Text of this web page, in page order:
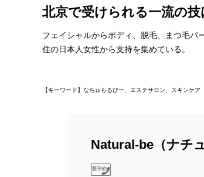
北京で受けられる一流の
フェイシャルからボディ、脱毛、まつ毛パ
住の日本人女性から支持を集めている。
【キーワード】なちゅらるびー、エステサロン、スキンケア
Natural-be（ナチ